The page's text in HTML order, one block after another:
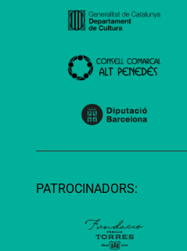
PATROCINADORS: